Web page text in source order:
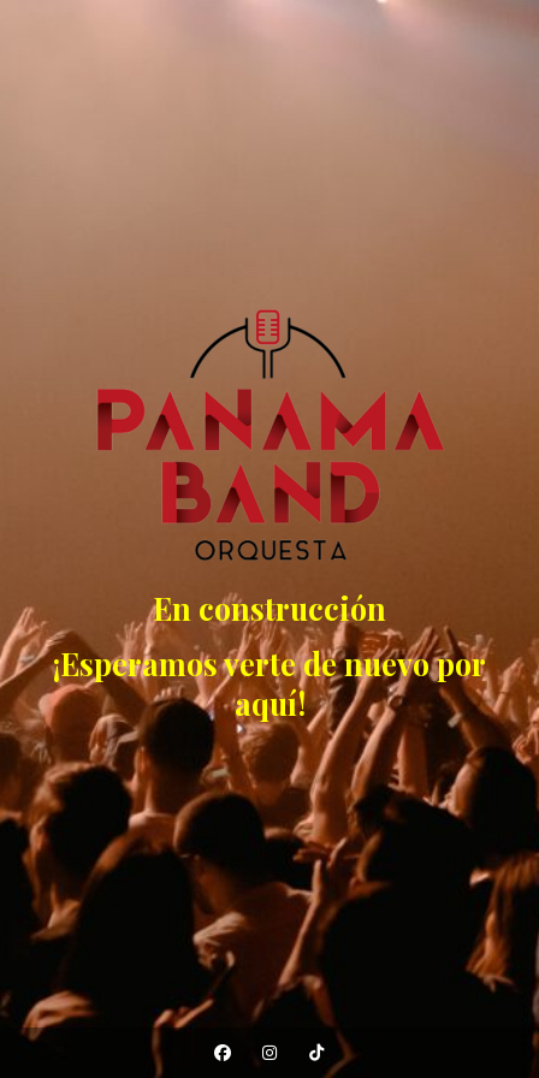
En construcción
¡Esperamos verte de nuevo por
aquí!